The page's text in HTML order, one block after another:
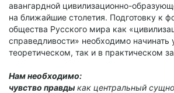
авангардной цивилизационно-
на ближайшие столетия. Подготовку к
общества Русского мира как
справедливости» необходимо начинать
теоретическом, так и в практическом
Нам необходимо:
чувство правдыкак центральный